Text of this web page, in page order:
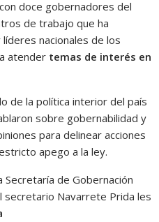
doce gobernadores del
de trabajo que ha
nacionales de los
atender temas de interés en
de la política interior del país
sobre gobernabilidad y
para delinear acciones
apego a la ley.
Secretaría de Gobernación
secretario Navarrete Prida les